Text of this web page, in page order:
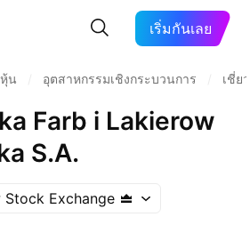
เริ่มกันเลย
หุ้น อุตสาหกรรมเชิงกระบวนการ เชี่ย
Farb i Lakierow
S.A.
Stock Exchange